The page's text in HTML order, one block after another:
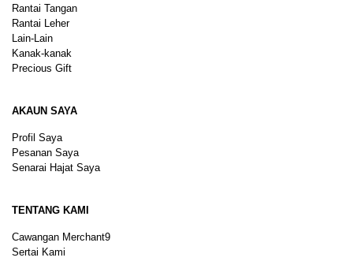
Rantai Tangan
Rantai Leher
Lain-Lain
Kanak-kanak
Precious Gift
AKAUN SAYA
Profil Saya
Pesanan Saya
Senarai Hajat Saya
TENTANG KAMI
Cawangan Merchant9
Sertai Kami